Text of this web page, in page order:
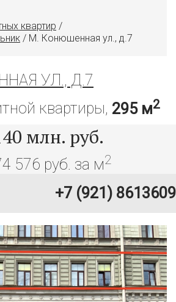
квартир /
/ М. Конюшенная ул., д.7
УЛ., Д.7
квартиры, 295 м2
млн. руб.
576 руб. за м2
+7 (921) 8613609